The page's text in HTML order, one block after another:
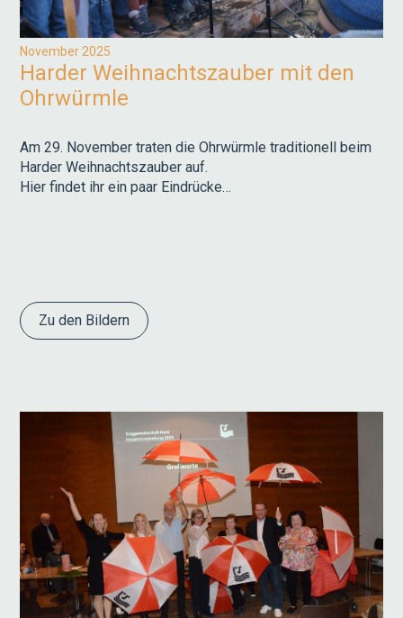
November 2025
Harder Weihnachtszauber mit den
Ohrwürmle
Am 29. November traten die Ohrwürmle traditionell beim
Harder Weihnachtszauber auf.
Hier findet ihr ein paar Eindrücke…
Zu den Bildern